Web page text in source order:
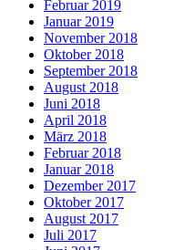
Februar 2019
Januar 2019
November 2018
Oktober 2018
September 2018
August 2018
Juni 2018
April 2018
März 2018
Februar 2018
Januar 2018
Dezember 2017
Oktober 2017
August 2017
Juli 2017